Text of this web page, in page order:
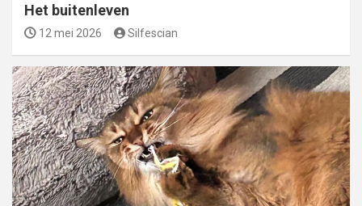
Het buitenleven
12 mei 2026 Silfescian